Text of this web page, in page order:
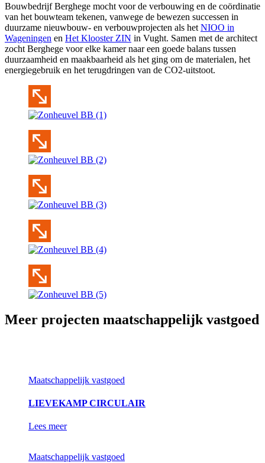
Bouwbedrijf Berghege mocht voor de verbouwing en de coördinatie
van het bouwteam tekenen, vanwege de bewezen successen in
duurzame nieuwbouw- en verbouwprojecten als het NIOO in
Wageningen en Het Klooster ZIN in Vught. Samen met de architect
zocht Berghege voor elke kamer naar een goede balans tussen
duurzaamheid en maakbaarheid als het ging om de materialen, het
energiegebruik en het terugdringen van de CO2-uitstoot.
Meer projecten maatschappelijk vastgoed
Maatschappelijk vastgoed
LIEVEKAMP CIRCULAIR
Lees meer
Maatschappelijk vastgoed